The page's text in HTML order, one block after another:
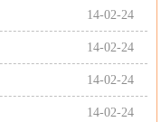
14-02-24
14-02-24
14-02-24
14-02-24